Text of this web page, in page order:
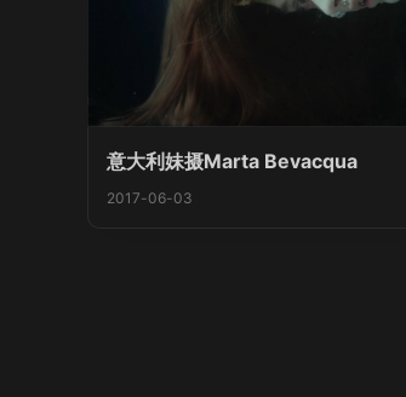
意大利妹摄Marta Bevacqua
2017-06-03